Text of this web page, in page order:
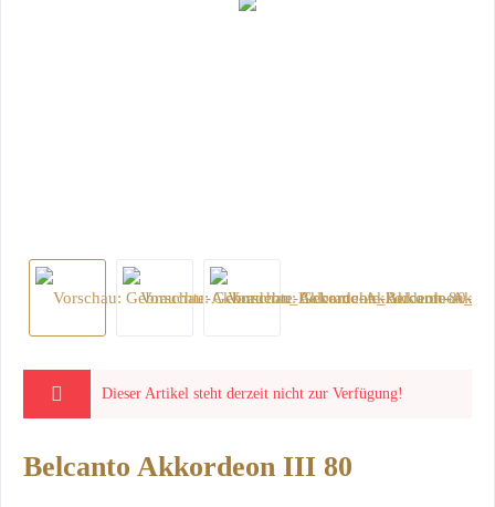
Dieser Artikel steht derzeit nicht zur Verfügung!
Belcanto Akkordeon III 80